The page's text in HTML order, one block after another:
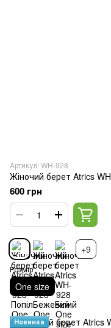
Артикул: WH-928
Жіночий берет Atrics
600 грн
+9
Розмір
One size
Новинка